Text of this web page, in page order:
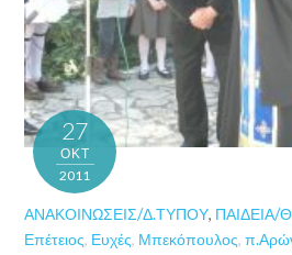
27
ΟΚΤ
2011
ΑΝΑΚΟΙΝΏΣΕΙΣ/Δ.ΤΎΠΟΥ, ΠΑΙΔΕΊΑ/
Επέτειος, Ευχές, Μπεκόπουλος,